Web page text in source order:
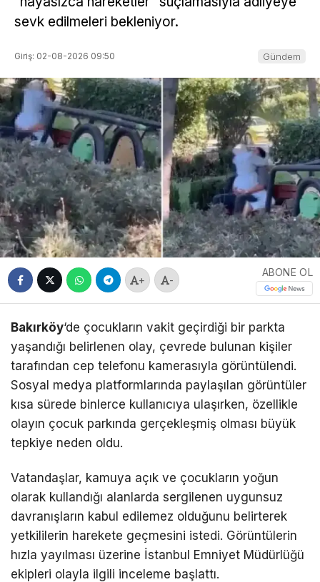
sevk edilmeleri bekleniyor.
Giriş: 02-08-2026 09:50 Gündem
+ -
ABONE OL
Bakırköy‘de çocukların vakit geçirdiği bir parkta
yaşandığı belirlenen olay, çevrede bulunan kişiler
tarafından cep telefonu kamerasıyla görüntülendi.
Sosyal medya platformlarında paylaşılan görüntüler
kısa sürede binlerce kullanıcıya ulaşırken, özellikle
olayın çocuk parkında gerçekleşmiş olması büyük
tepkiye neden oldu.
Vatandaşlar, kamuya açık ve çocukların yoğun
olarak kullandığı alanlarda sergilenen uygunsuz
davranışların kabul edilemez olduğunu belirterek
yetkililerin harekete geçmesini istedi. Görüntülerin
hızla yayılması üzerine İstanbul Emniyet Müdürlüğü
ekipleri olayla ilgili inceleme başlattı.